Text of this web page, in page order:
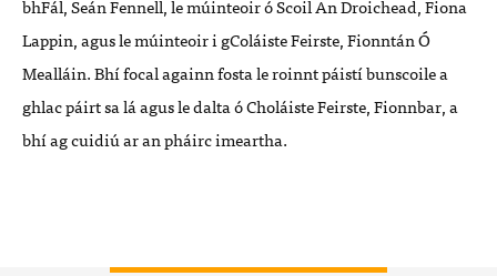
bhFál, Seán Fennell, le múinteoir ó Scoil An Droichead, Fiona
Lappin, agus le múinteoir i gColáiste Feirste, Fionntán Ó
Mealláin. Bhí focal againn fosta le roinnt páistí bunscoile a
ghlac páirt sa lá agus le dalta ó Choláiste Feirste, Fionnbar, a
bhí ag cuidiú ar an pháirc imeartha.